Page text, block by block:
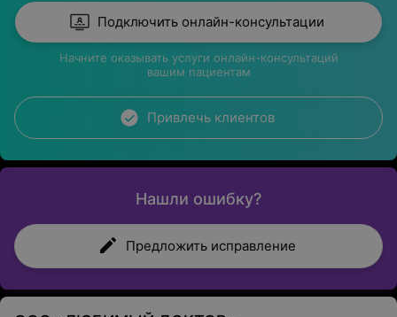
Подключить онлайн-консультации
Начните оказывать услуги онлайн-консультаций
вашим пациентам
Привлечь клиентов
Нашли ошибку?
Предложить исправление